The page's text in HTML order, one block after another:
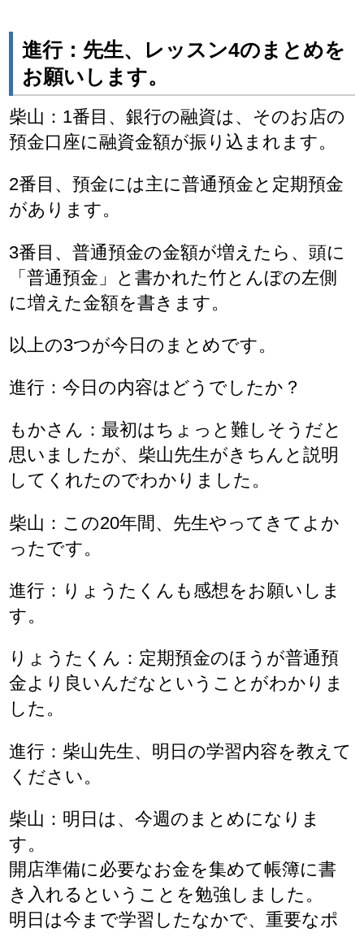
進行：先生、レッスン4のまとめを
お願いします。
柴山：1番目、銀行の融資は、そのお店の
預金口座に融資金額が振り込まれます。
2番目、預金には主に普通預金と定期預金
があります。
3番目、普通預金の金額が増えたら、頭に
「普通預金」と書かれた竹とんぼの左側
に増えた金額を書きます。
以上の3つが今日のまとめです。
進行：今日の内容はどうでしたか？
もかさん：最初はちょっと難しそうだと
思いましたが、柴山先生がきちんと説明
してくれたのでわかりました。
柴山：この20年間、先生やってきてよか
ったです。
進行：りょうたくんも感想をお願いしま
す。
りょうたくん：定期預金のほうが普通預
金より良いんだなということがわかりま
した。
進行：柴山先生、明日の学習内容を教えて
ください。
柴山：明日は、今週のまとめになりま
す。
開店準備に必要なお金を集めて帳簿に書
き入れるということを勉強しました。
明日は今まで学習したなかで、重要なポ